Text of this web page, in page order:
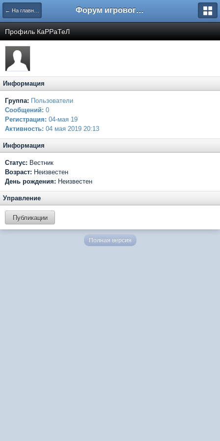
← На главную Форум игрового проекта Riverrise
Профиль КаРРаТеЛ
Информация
Группа: Пользователи
Сообщений: 0
Регистрация: 04-мая 19
Активность: 04 мая 2019 20:13
Информация
Статус: Вестник
Возраст: Неизвестен
День рождения: Неизвестен
Управление
Публикации
Полная версия